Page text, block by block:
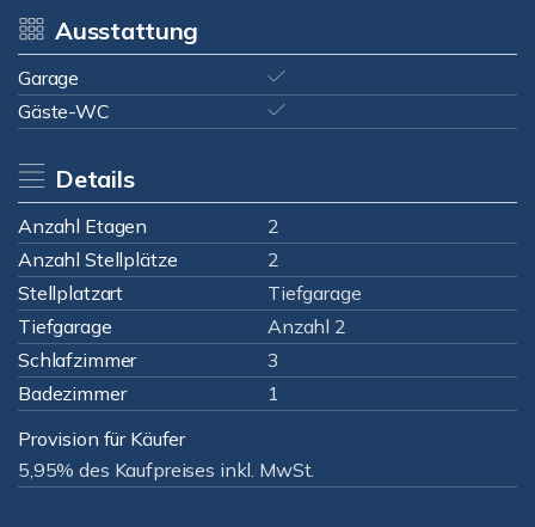
Ausstattung
Garage
Gäste-WC
Details
Anzahl Etagen
2
Anzahl Stellplätze
2
Stellplatzart
Tiefgarage
Tiefgarage
Anzahl 2
Schlafzimmer
3
Badezimmer
1
Provision für Käufer
5,95% des Kaufpreises inkl. MwSt.